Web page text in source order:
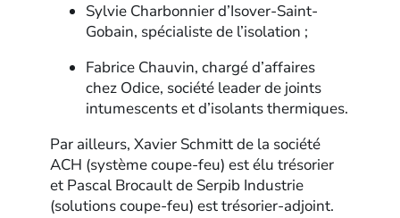
Sylvie Charbonnier d’Isover-Saint-
Gobain, spécialiste de l’isolation ;
Fabrice Chauvin, chargé d’affaires
chez Odice, société leader de joints
intumescents et d’isolants thermiques.
Par ailleurs, Xavier Schmitt de la société
ACH (système coupe-feu) est élu trésorier
et Pascal Brocault de Serpib Industrie
(solutions coupe-feu) est trésorier-adjoint.